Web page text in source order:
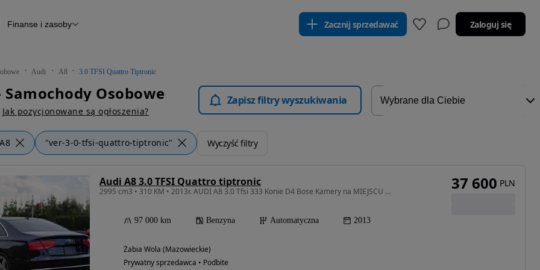
Raport z inspekcji
Otomoto News
Finanse i zasoby Zacznij sprzedawać Zaloguj się
Audi A8 3.0 TFSI Quattro Tiptronic
Samochody Osobowe
Jak pozycjonowane są ogłoszenia?
Zapisz filtry wyszukiwania
A8 "ver-3-0-tfsi-quattro-tiptronic" Wyczyść filtry
Audi A8 3.0 TFSI Quattro tiptronic
2995 cm3 • 310 KM • 2013r. AUDI A8 3.0 Tfsi 333 Konie D4 Bose Kamery na MIEJSCU SPRAWNA
97 000 km Benzyna Automatyczna 2013
Żabia Wola (Mazowieckie)
Prywatny sprzedawca • Podbite
37 600 PLN